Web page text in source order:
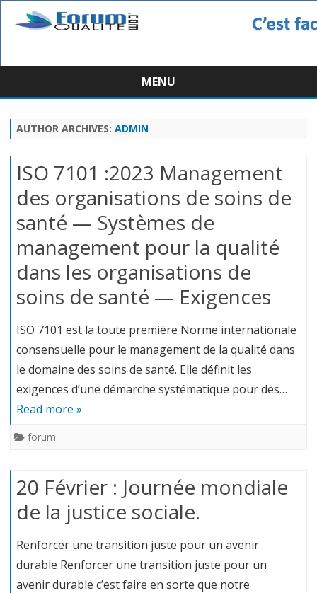
MENU
Skip
AUTHOR ARCHIVES: ADMIN
ISO 7101 :2023 Management
des organisations de soins de
santé — Systèmes de
management pour la qualité
dans les organisations de
soins de santé — Exigences
ISO 7101 est la toute première Norme internationale
consensuelle pour le management de la qualité dans
le domaine des soins de santé. Elle définit les
exigences d’une démarche systématique pour des…
Read more »
forum
20 Février : Journée mondiale
de la justice sociale.
Renforcer une transition juste pour un avenir
durable Renforcer une transition juste pour un
avenir durable c’est faire en sorte que notre